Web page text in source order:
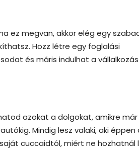
ez megvan, akkor elég egy
Hozz létre egy foglalási
és máris indulhat a vállalkozás.
azokat a dolgokat, amikre már
Mindig lesz valaki, aki éppen
cuccaidtól, miért ne hozhatnál